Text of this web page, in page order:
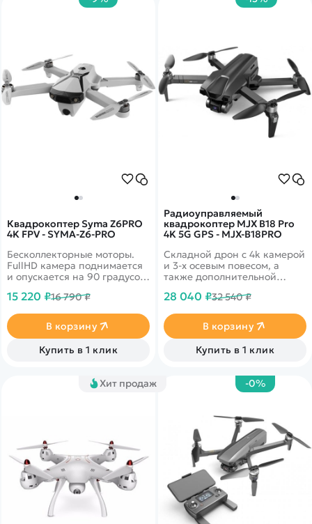
больше возможностей как
Квадрокоптер Syma Z6PRO
4K FPV - SYMA-Z6-PRO
Бесколлекторные моторы.
FullHD камера поднимается
и опускается на 90 градусов.
аккумуляторе может
15 220 ₽16 790 ₽
В корзину
Купить в 1 клик
Радиоуправляемый
квадрокоптер MJX B18 Pro
4K 5G GPS - MJX-B18PRO
Складной дрон с 4k камерой
и 3-х осевым повесом, а
также дополнительной
EIS. Время полета до 25
Скорость полета до 40 км/ч!
28 040 ₽32 540 ₽
В корзину
Купить в 1 клик
Хит продаж -0%